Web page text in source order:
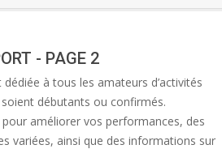
- PAGE 2
à tous les amateurs d’activités
soient débutants ou confirmés.
améliorer vos performances, des
variées, ainsi que des informations sur